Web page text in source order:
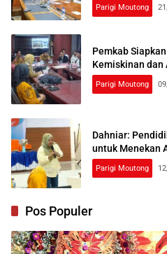
Parigi Moutong
Pemkab
Kemiskinan dan
Parigi Moutong
Dahniar:
untuk Menekan
Parigi Moutong
Pos Populer